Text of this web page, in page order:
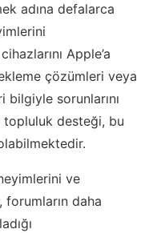
adına defalarca
Apple’a
çözümleri veya
bilgiyle sorunlarını
topluluk desteği, bu
ve
forumların daha